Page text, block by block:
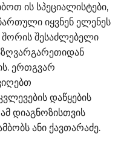
ის სპეციალისტები,
იყვნენ ელენეს
შესაძლებელი
ერთგვარ
დაწყების
ამ დიაგნოზისთვის
ანი ქავთარაძე.